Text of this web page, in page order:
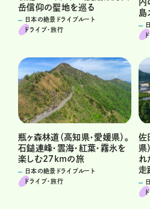
岳信仰の聖地を巡る
日本の絶景ドライブルート
ドライブ･旅行
島
瓶ヶ森林道（高知県・愛媛県）。
石鎚連峰・雲海・紅葉・霧氷を
楽しむ27kmの旅
日本の絶景ドライブルート
ドライブ･旅行
佐
県
れ
走